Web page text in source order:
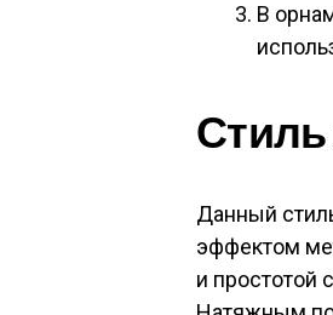
В
Данный
эффектом
и простотой